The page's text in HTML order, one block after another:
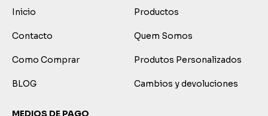
Inicio
Productos
Contacto Quem Somos
Como Comprar Produtos Personalizados
BLOG Cambios y devoluciones
MEDIOS DE PAGO